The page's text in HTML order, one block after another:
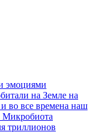
эмоциями
на Земле на
во все времена наш
Микробиота
триллионов